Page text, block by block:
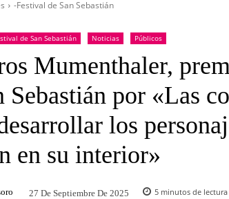
-Festival de San Sebastián
de San Sebastián Noticias Públicos
Mumenthaler,
Sebastián por «Las
los
en su interior»
27 De Septiembre De 2025 5 minutos de lectura